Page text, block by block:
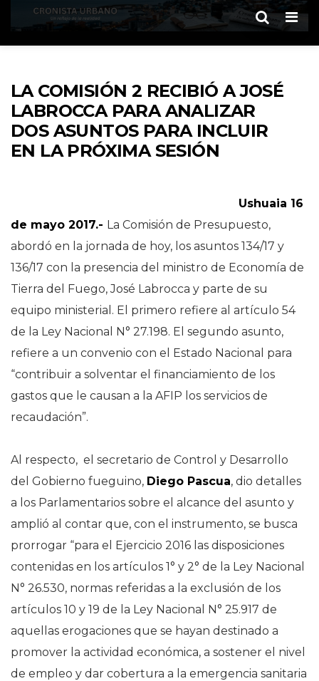
LA COMISIÓN 2 RECIBIÓ A JOSÉ
LABROCCA PARA ANALIZAR
DOS ASUNTOS PARA INCLUIR
EN LA PRÓXIMA SESIÓN
Ushuaia 16
de mayo 2017.- La Comisión de Presupuesto,
abordó en la jornada de hoy, los asuntos 134/17 y
136/17 con la presencia del ministro de Economía de
Tierra del Fuego, José Labrocca y parte de su
equipo ministerial. El primero refiere al artículo 54
de la Ley Nacional N° 27.198. El segundo asunto,
refiere a un convenio con el Estado Nacional para
“contribuir a solventar el financiamiento de los
gastos que le causan a la AFIP los servicios de
recaudación”.
Al respecto, el secretario de Control y Desarrollo
del Gobierno fueguino, Diego Pascua, dio detalles
a los Parlamentarios sobre el alcance del asunto y
amplió al contar que, con el instrumento, se busca
prorrogar “para el Ejercicio 2016 las disposiciones
contenidas en los artículos 1° y 2° de la Ley Nacional
N° 26.530, normas referidas a la exclusión de los
artículos 10 y 19 de la Ley Nacional N° 25.917 de
aquellas erogaciones que se hayan destinado a
promover la actividad económica, a sostener el nivel
de empleo y dar cobertura a la emergencia sanitaria